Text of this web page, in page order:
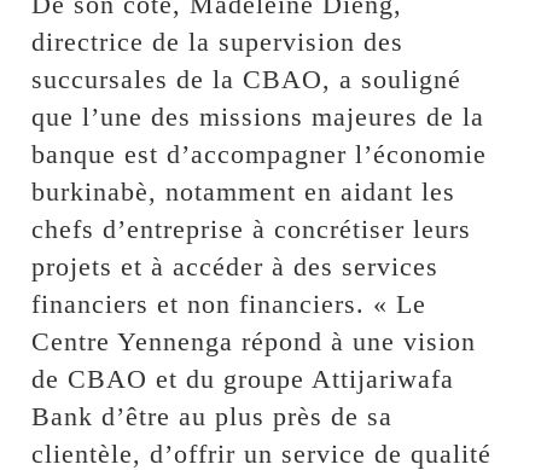
directrice de la supervision des
succursales de la CBAO, a souligné
que l’une des missions majeures de la
banque est d’accompagner l’économie
burkinabè, notamment en aidant les
chefs d’entreprise à concrétiser leurs
projets et à accéder à des services
financiers et non financiers. « Le
Centre Yennenga répond à une vision
de CBAO et du groupe Attijariwafa
Bank d’être au plus près de sa
clientèle, d’offrir un service de qualité